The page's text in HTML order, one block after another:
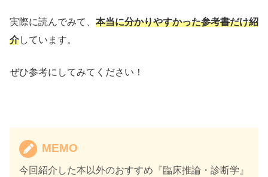
実際に読んでみて、 本当に分かりやすかった参考書だけ紹
介しています。
ぜひ参考にしてみてください！
MEMO
今回紹介した本以外のおすすめ『臨床推論・診断学』